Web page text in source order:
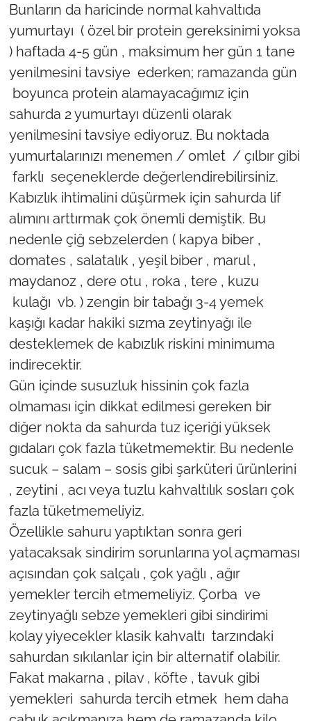
Bunların da haricinde normal kahvaltıda
yumurtayı ( özel bir protein gereksinimi yoksa
) haftada 4-5 gün , maksimum her gün 1 tane
yenilmesini tavsiye ederken; ramazanda gün
boyunca protein alamayacağımız için
sahurda 2 yumurtayı düzenli olarak
yenilmesini tavsiye ediyoruz. Bu noktada
yumurtalarınızı menemen / omlet / çılbır gibi
farklı seçeneklerde değerlendirebilirsiniz.
Kabızlık ihtimalini düşürmek için sahurda lif
alımını arttırmak çok önemli demiştik. Bu
nedenle çiğ sebzelerden ( kapya biber ,
domates , salatalık , yeşil biber , marul ,
maydanoz , dere otu , roka , tere , kuzu
kulağı vb. ) zengin bir tabağı 3-4 yemek
kaşığı kadar hakiki sızma zeytinyağı ile
desteklemek de kabızlık riskini minimuma
indirecektir.
Gün içinde susuzluk hissinin çok fazla
olmaması için dikkat edilmesi gereken bir
diğer nokta da sahurda tuz içeriği yüksek
gıdaları çok fazla tüketmemektir. Bu nedenle
sucuk – salam – sosis gibi şarküteri ürünlerini
, zeytini , acı veya tuzlu kahvaltılık sosları çok
fazla tüketmemeliyiz.
Özellikle sahuru yaptıktan sonra geri
yatacaksak sindirim sorunlarına yol açmaması
açısından çok salçalı , çok yağlı , ağır
yemekler tercih etmemeliyiz. Çorba ve
zeytinyağlı sebze yemekleri gibi sindirimi
kolay yiyecekler klasik kahvaltı tarzındaki
sahurdan sıkılanlar için bir alternatif olabilir.
Fakat makarna , pilav , köfte , tavuk gibi
yemekleri sahurda tercih etmek hem daha